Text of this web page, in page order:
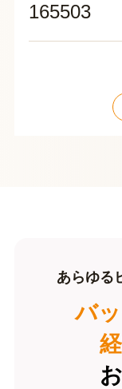
165503
あらゆる
バ